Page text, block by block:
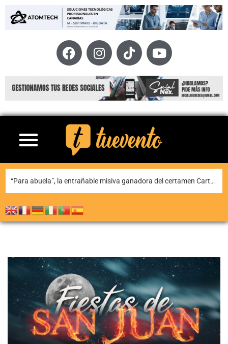
Teguise honra a Nuestra Señora de Las Nieves en la tradicional misa en la ermita